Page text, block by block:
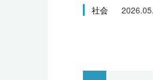
文化 社会